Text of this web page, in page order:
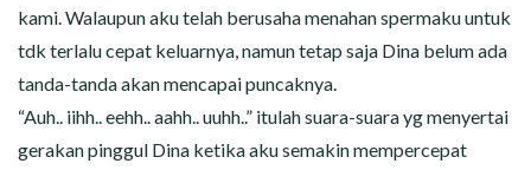
kami. Walaupun aku telah berusaha menahan spermaku untuk
tdk terlalu cepat keluarnya, namun tetap saja Dina belum ada
tanda-tanda akan mencapai puncaknya.
“Auh.. iihh.. eehh.. aahh.. uuhh..” itulah suara-suara yg menyertai
gerakan pinggul Dina ketika aku semakin mempercepat